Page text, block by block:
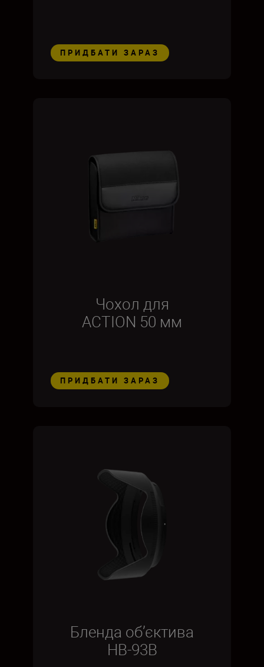
ПРИДБАТИ ЗАРАЗ
Чохол для
ACTION 50 мм
ПРИДБАТИ ЗАРАЗ
Бленда об’єктива
HB-93B